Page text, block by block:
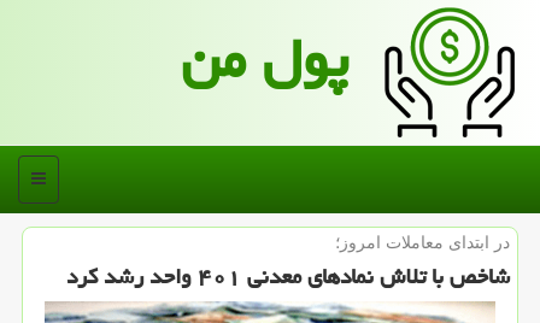
پول من
منو
در ابتدای معاملات امروز؛
شاخص با تلاش نمادهای معدنی ۴۰۱ واحد رشد كرد